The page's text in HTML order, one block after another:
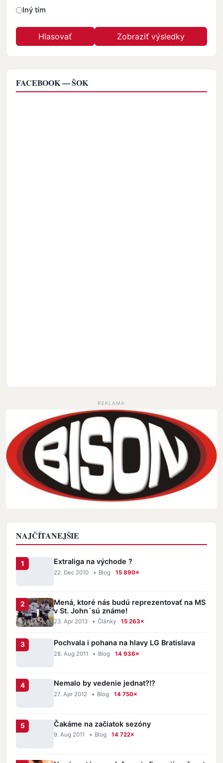
Iný tím
FACEBOOK — ŠOK
REKLAMA
NAJČÍTANEJŠIE
Extraliga na východe ?
22. Dec 2010 • Blog 15 890×
Mená, ktoré nás budú reprezentovať na MS
v St. John´sú známe!
23. Apr 2013 • Články 15 263×
Pochvala i pohana na hlavy LG Bratislava
28. Aug 2011 • Blog 14 936×
Nemalo by vedenie jednat?!?
27. Apr 2012 • Blog 14 750×
Čakáme na začiatok sezóny
9. Aug 2011 • Blog 14 722×